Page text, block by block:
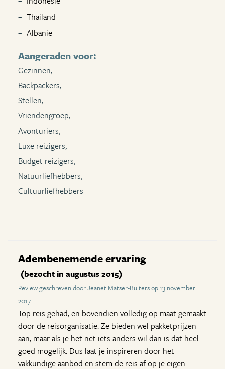
Thailand
Albanie
Aangeraden voor:
Gezinnen,
Backpackers,
Stellen,
Vriendengroep,
Avonturiers,
Luxe reizigers,
Budget reizigers,
Natuurliefhebbers,
Cultuurliefhebbers
Adembenemende ervaring
(bezocht in augustus 2015)
Review geschreven door Jeanet Matser-Bulters op 13 november
2017
Top reis gehad, en bovendien volledig op maat gemaakt
door de reisorganisatie. Ze bieden wel pakketprijzen
aan, maar als je het net iets anders wil dan is dat heel
goed mogelijk. Dus laat je inspireren door het
vakkundige aanbod en stem de reis af op je eigen